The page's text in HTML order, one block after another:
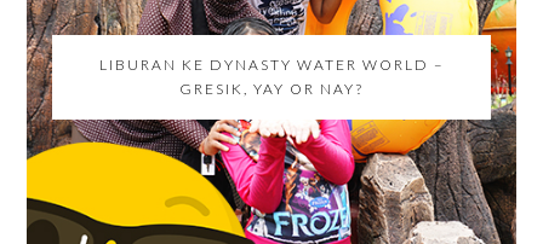
LIBURAN KE DYNASTY WATER WORLD –
GRESIK, YAY OR NAY?